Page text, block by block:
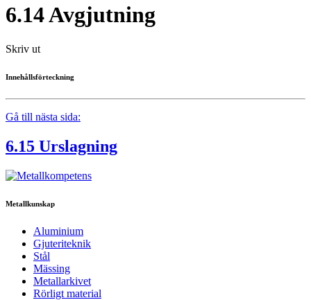
6.14 Avgjutning
Skriv ut
Innehållsförteckning
Gå till nästa sida:
6.15 Urslagning
Metallkunskap
Aluminium
Gjuteriteknik
Stål
Mässing
Metallarkivet
Rörligt material